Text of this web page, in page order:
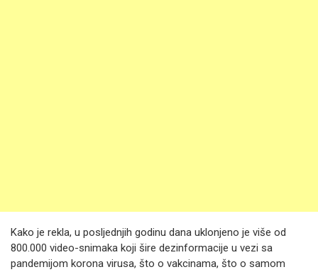
Kako je rekla, u posljednjih godinu dana uklonjeno je više od
800.000 video-snimaka koji šire dezinformacije u vezi sa
pandemijom korona virusa, što o vakcinama, što o samom